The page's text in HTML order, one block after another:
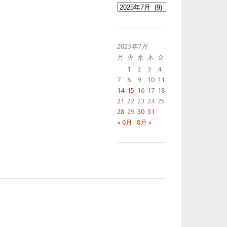
過
去
2025年7月
月
火 水 木 金
1
2 3 4
7
8 9 10 11
14 15 16 17 18
21 22 23 24 25
28 29 30 31
« 6月
8月 »